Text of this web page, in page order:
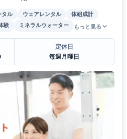
タル ウェアレンタル
体組成計
験 ミネラルウォーター もっと見る
定休日
毎週月曜日